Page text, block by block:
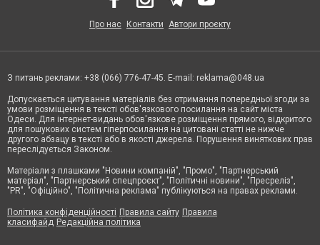
Про нас Контакти Автори проєкту
З питань реклами: +38 (066) 776-47-45. E-mail: reklama@048.ua
Допускається цитування матеріалів без отримання попередньої згоди за
умови розміщення в тексті обов'язкового посилання на сайт міста
Одеси. Для інтернет-видань обов'язкове розміщення прямого, відкритого
для пошукових систем гіперпосилання на цитовані статті не нижче
другого абзацу в тексті або в якості джерела. Порушення виняткових прав
переслідується Законом.
Матеріали з плашками "Новини компаній", "Промо", "Партнерський
матеріал", "Партнерський спецпроєкт", "Політичні новини", "Пресреліз",
"PR", "Офіційно", "Політична реклама" публікуються на правах реклами.
Політика конфіденційності Правила сайту Правила
класифайд Редакційна політика